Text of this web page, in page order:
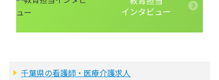
インタビュー
千葉県の看護師・医療介護求人